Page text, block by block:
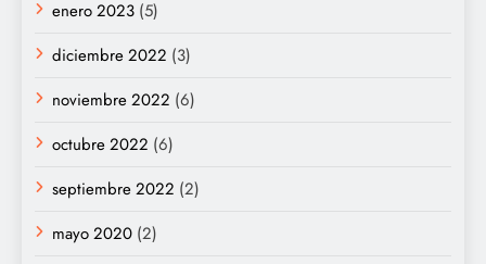
enero 2023 (5)
diciembre 2022 (3)
noviembre 2022 (6)
octubre 2022 (6)
septiembre 2022 (2)
mayo 2020 (2)